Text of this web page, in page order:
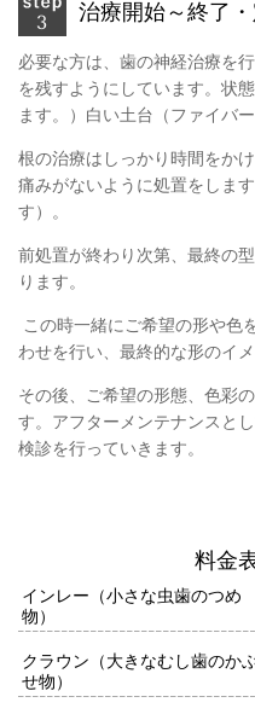
治療開始～終了
必要な方は、歯の神経治療を
を残すようにしています。状
ます。）白い土台（ファイバ
根の治療はしっかり時間をか
痛みがないように処置をしま
す）
。
前処置が終わり次第、最終の
ります。
この時一緒にご希望の形や色
わせを行い、最終的な形のイ
その後、ご希望の形態、色彩
す。アフターメンテナンスと
検診を行っていきます。
料金
インレー（小さな虫歯のつめ
物）
クラウン（大きなむし歯のか
せ物）